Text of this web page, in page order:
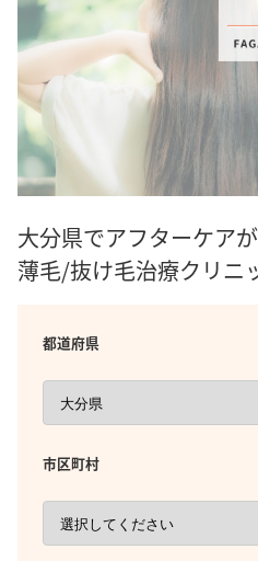
大分県でアフターケア
薄毛/抜け毛治療クリニ
都道府県
市区町村